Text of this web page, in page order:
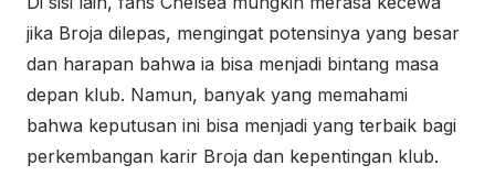
jika Broja dilepas, mengingat potensinya yang besar
dan harapan bahwa ia bisa menjadi bintang masa
depan klub. Namun, banyak yang memahami
bahwa keputusan ini bisa menjadi yang terbaik bagi
perkembangan karir Broja dan kepentingan klub.